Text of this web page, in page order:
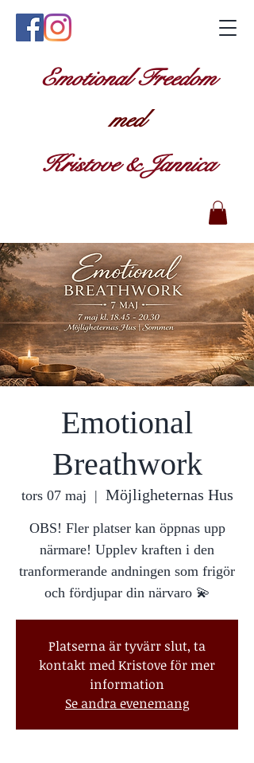
Emotional Freedom
med
Kristove & Jannica
Emotional
Breathwork
tors 07 maj
  |
Möjligheternas Hus
OBS! Fler platser kan öppnas upp
närmare! Upplev kraften i den
tranformerande andningen som frigör
och fördjupar din närvaro 💫
Platserna är tyvärr slut, ta
kontakt med Kristove för mer
information
Se andra evenemang